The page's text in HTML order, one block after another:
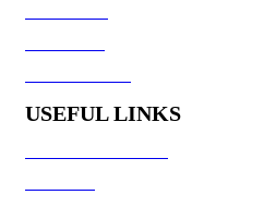
USEFUL LINKS